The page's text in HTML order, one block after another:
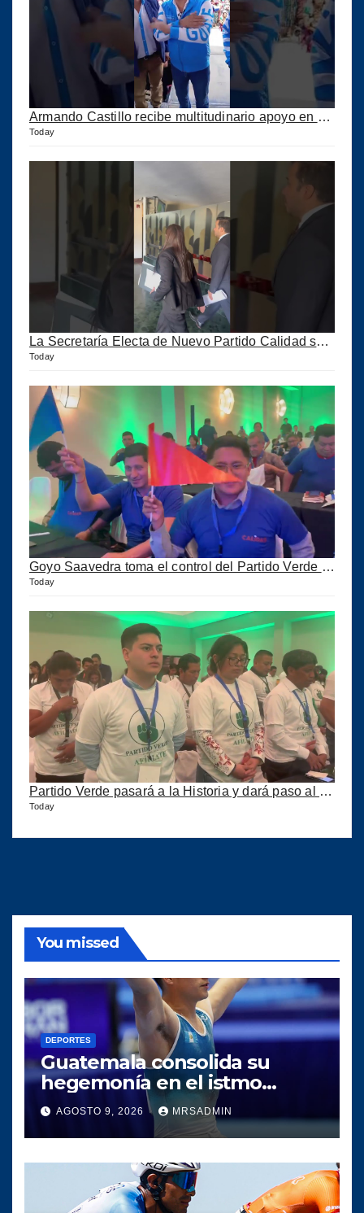
Today
La Secretaría Electa de Nuevo Partido Calidad sale huyendo de la Prensa
Today
Today
Partido Verde pasará a la Historia y dará paso al Partido Calidad
Today
You missed
DEPORTES
Guatemala consolida su
hegemonía en el istmo
centroamericano tras una
histórica participación en los
Juegos Centroamericanos y
del Caribe 2026
AGOSTO 9, 2026 MRSADMIN